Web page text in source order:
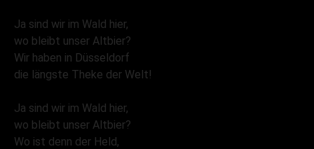
Ja sind wir im Wald hier,
wo bleibt unser Altbier?
Wir haben in Düsseldorf
die längste Theke der Welt!
Ja sind wir im Wald hier,
wo bleibt unser Altbier?
Wo ist denn der Held,